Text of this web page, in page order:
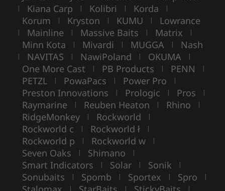
| Kiana Carp | Kolibri | Korda |
Korum | Kryston | KUMU | Lowrance
| Mainline | Massive Baits | Matrix |
Minn Kota | Mivardi | MUGGA | Nash
| NAVITAS | NawiPoland | OKUMA |
One More Cast | PB Products | PENN |
PETZL | PowaPacs | Power Pro |
Preston Innovations | Prologic | Pros |
Raymarine | Reuben Heaton | Rhino |
RidgeMonkey | Rockworld |
Rockworld c | Rockworld ł |
Rockworld p | Rockworld w |
Seven Oaks | Shimano |
Smart Indicators | Solar | Sonik |
Sonubaits | Spomb | Sportex | Spro |
| | |